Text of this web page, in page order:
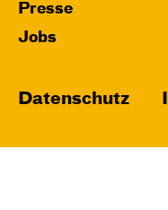
Presse
Jobs
Datenschutz